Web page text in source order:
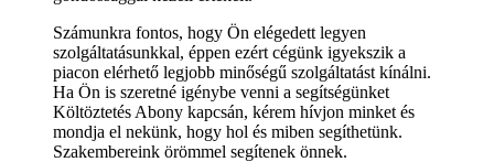
Számunkra fontos, hogy Ön elégedett legyen
szolgáltatásunkkal, éppen ezért cégünk igyekszik a
piacon elérhető legjobb minőségű szolgáltatást kínálni.
Ha Ön is szeretné igénybe venni a segítségünket
Költöztetés Abony kapcsán, kérem hívjon minket és
mondja el nekünk, hogy hol és miben segíthetünk.
Szakembereink örömmel segítenek önnek.